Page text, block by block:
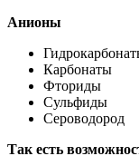
Анионы
Карбонаты
Фториды
Сульфиды
Сероводород
Так есть